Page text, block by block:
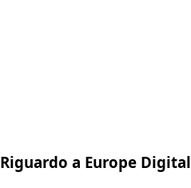
Riguardo a Europe Digital